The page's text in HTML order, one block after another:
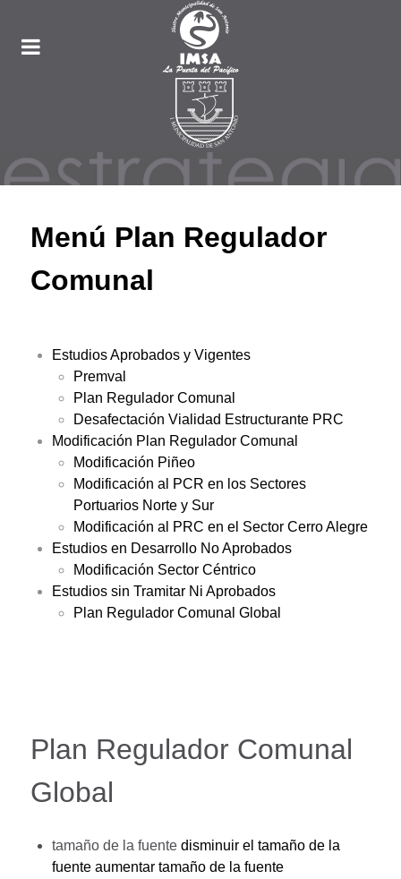
Menú Plan Regulador
Comunal
Estudios Aprobados y Vigentes
Premval
Plan Regulador Comunal
Desafectación Vialidad Estructurante PRC
Modificación Plan Regulador Comunal
Modificación Piñeo
Modificación al PCR en los Sectores
Portuarios Norte y Sur
Modificación al PRC en el Sector Cerro Alegre
Estudios en Desarrollo No Aprobados
Modificación Sector Céntrico
Estudios sin Tramitar Ni Aprobados
Plan Regulador Comunal Global
Plan Regulador Comunal
Global
tamaño de la fuente disminuir el tamaño de la
fuente aumentar tamaño de la fuente